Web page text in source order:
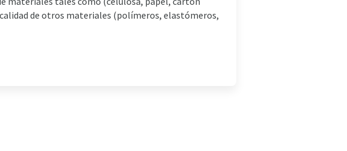
de otros materiales (polímeros, elastómeros,